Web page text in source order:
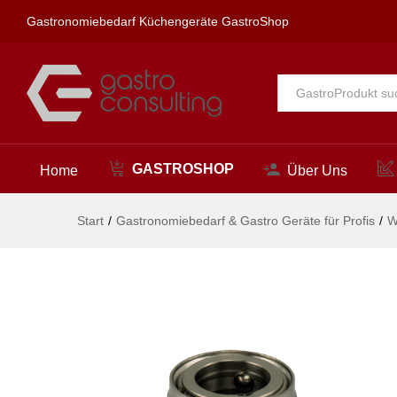
Gastronomiebedarf Küchengeräte GastroShop
Alle
Home GASTROSHOP Über Uns
Start / Gastronomiebedarf & Gastro Geräte für Profis /
Beschreibung